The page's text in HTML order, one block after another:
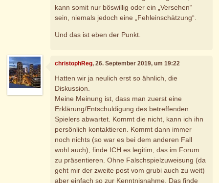
kann somit nur böswillig oder ein „Versehen“
sein, niemals jedoch eine „Fehleinschätzung“.
Und das ist eben der Punkt.
christophReg, 26. September 2019, um 19:22
Hatten wir ja neulich erst so ähnlich, die
Diskussion.
Meine Meinung ist, dass man zuerst eine
Erklärung/Entschuldigung des betreffenden
Spielers abwartet. Kommt die nicht, kann ich ihn
persönlich kontaktieren. Kommt dann immer
noch nichts (so war es bei dem anderen Fall
wohl auch), finde ICH es legitim, das im Forum
zu präsentieren. Ohne Falschspielzuweisung (da
geht mir der zweite post vom grubi auch zu weit)
aber einfach so zur Kenntnisnahme. Das finde